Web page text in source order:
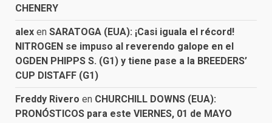
CHENERY
alex en SARATOGA (EUA): ¡Casi iguala el récord!
NITROGEN se impuso al reverendo galope en el
OGDEN PHIPPS S. (G1) y tiene pase a la BREEDERS’
CUP DISTAFF (G1)
Freddy Rivero en CHURCHILL DOWNS (EUA):
PRONÓSTICOS para este VIERNES, 01 de MAYO